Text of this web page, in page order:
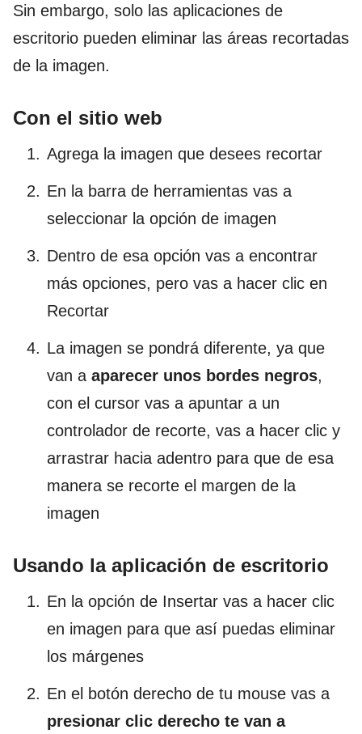
Sin embargo, solo las aplicaciones de
escritorio pueden eliminar las áreas recortadas
de la imagen.
Con el sitio web
Agrega la imagen que desees recortar
En la barra de herramientas vas a
seleccionar la opción de imagen
Dentro de esa opción vas a encontrar
más opciones, pero vas a hacer clic en
Recortar
La imagen se pondrá diferente, ya que
van a aparecer unos bordes negros,
con el cursor vas a apuntar a un
controlador de recorte, vas a hacer clic y
arrastrar hacia adentro para que de esa
manera se recorte el margen de la
imagen
Usando la aplicación de escritorio
En la opción de Insertar vas a hacer clic
en imagen para que así puedas eliminar
los márgenes
En el botón derecho de tu mouse vas a
presionar clic derecho te van a